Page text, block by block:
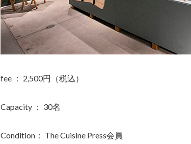
fee ： 2,500円（税込）
Capacity ： 30名
Condition： The Cuisine Press会員